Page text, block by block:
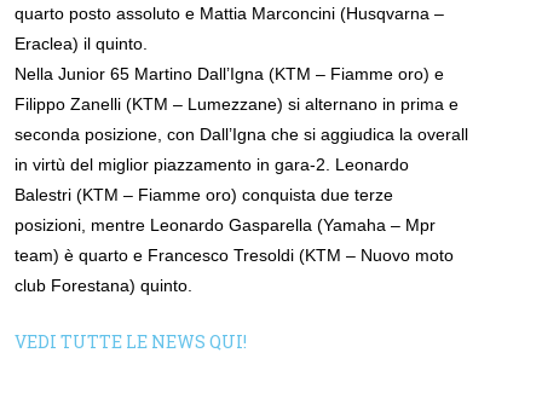
quarto posto assoluto e Mattia Marconcini (Husqvarna –
Eraclea) il quinto.
Nella Junior 65 Martino Dall’Igna (KTM – Fiamme oro) e
Filippo Zanelli (KTM – Lumezzane) si alternano in prima e
seconda posizione, con Dall’Igna che si aggiudica la overall
in virtù del miglior piazzamento in gara-2. Leonardo
Balestri (KTM – Fiamme oro) conquista due terze
posizioni, mentre Leonardo Gasparella (Yamaha – Mpr
team) è quarto e Francesco Tresoldi (KTM – Nuovo moto
club Forestana) quinto.
VEDI TUTTE LE NEWS QUI!